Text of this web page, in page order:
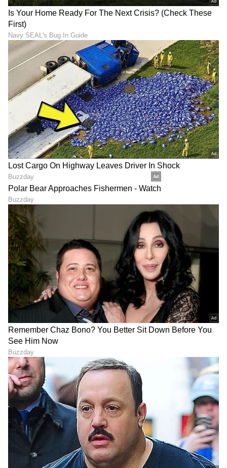
ಮಕರ ರಾಶಿ :
ಇಂದು ಕೆಲವು ಕುಟುಂಬ ಮತ್ತು ವೈಯಕ್ತಿಕ ವಿಷಯಗಳು ನಿಮ್ಮ
ಮನಸ್ಸನ್ನು ಕಾರ್ಯನಿರತವಾಗಿರಿಸಬಹುದು. ನಿಮ್ಮ
ಸಂಗಾತಿಯ ಭಾವನೆಗಳನ್ನು ಅರ್ಥಮಾಡಿಕೊಳ್ಳುವುದು ಮತ್ತು
ಗೌರವಿಸುವುದು ನಿಮ್ಮ ಸಂಬಂಧವನ್ನು ಬಲಪಡಿಸುತ್ತದೆ.
ಗಾಳಿಸುದ್ದಿಯನ್ನು ತಕ್ಷಣ ನಂಬುವುದನ್ನು ತಪ್ಪಿಸಿ. ನಿಮ್ಮ
ಆರೋಗ್ಯವು ಸ್ವಲ್ಪ ಏರುಪೇರಾಗಬಹುದು. ಕುಟುಂಬದ ಒಂದು
ಪ್ರಮುಖ ವಿಷಯವು ನಿಮ್ಮ ಆಲೋಚನೆಗಳನ್ನು ಸಹ
ಆಕ್ರಮಿಸಬಹುದು.
ಕುಂಭ ರಾಶಿ:
ಇಂದು, ನಿಮ್ಮ ಮನಸ್ಸು ಧಾರ್ಮಿಕ ಮತ್ತು ಆಧ್ಯಾತ್ಮಿಕ
ಚಟುವಟಿಕೆಗಳತ್ತ ಆಕರ್ಷಿತವಾಗುತ್ತದೆ. ದೀರ್ಘಕಾಲದಿಂದ
ಸ್ಥಗಿತಗೊಂಡಿರುವ ಸರ್ಕಾರಿ ಕೆಲಸವನ್ನು ತ್ವರಿತಗೊಳಿಸಲು
ನೀವು ಪ್ರಭಾವಿ ವ್ಯಕ್ತಿಯನ್ನು ಸಂಪರ್ಕಿಸಬಹುದು. ಪ್ರವಾಸ
ಅಥವಾ ಸಭೆಯ ಸಮಯದಲ್ಲಿ, ಭವಿಷ್ಯದಲ್ಲಿ ನಿಮಗೆ
ಪ್ರಯೋಜನಕಾರಿ ಎಂದು ಸಾಬೀತುಪಡಿಸುವ ಮಾಹಿತಿಯನ್ನು
ನೀವು ಪಡೆಯಬಹುದು. ವಾಹನ ಚಲಾಯಿಸುವಾಗ ವಿಶೇಷ
ಎಚ್ಚರಿಕೆ ವಹಿಸಿ, ಏಕೆಂದರೆ ಸಣ್ಣ ಅಜಾಗರೂಕತೆ ಕೂಡ
ತೊಂದರೆಗೆ ಕಾರಣವಾಗಬಹುದು
ಮೀನ:
ಇಂದು ಲಾಭ ಮತ್ತು ಸಂತೋಷ ತರಬಹುದು. ಬಹಳ
ದಿನಗಳಿಂದ ಬಾಕಿ ಉಳಿದಿರುವ ಹಣವು ಚೇತರಿಸಿಕೊಳ್ಳುವ
ಸಾಧ್ಯತೆ ಇದ್ದು, ಆರ್ಥಿಕ ಪರಿಹಾರ ದೊರೆಯುತ್ತದೆ.